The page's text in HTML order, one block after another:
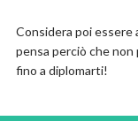
Considera poi essere
pensa perciò che
fino a diplomarti!